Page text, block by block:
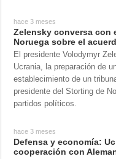
hace 3 meses
Zelensky conversa con
Noruega sobre el
El presidente Volodymyr
Ucrania, la preparación de
establecimiento de un
presidente del Storting de
partidos políticos.
hace 3 meses
Defensa y economía:
cooperación con